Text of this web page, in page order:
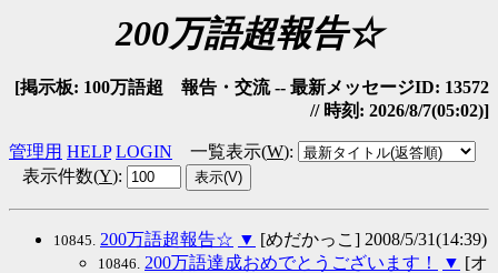
200万語超報告☆
[掲示板: 100万語超 報告・交流 -- 最新メッセージID: 13572
// 時刻: 2026/8/7(05:02)]
管理用 HELP LOGIN 一覧表示(W):
表示件数(Y):
10845. 200万語超報告☆ ▼ [めだかっこ] 2008/5/31(14:39)
10846. 200万語達成おめでとうございます！ ▼ [オ